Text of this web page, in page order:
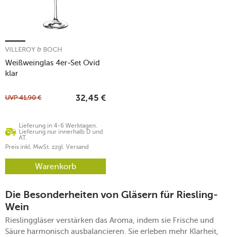
Weißweinglas 4er-Set Ovid
klar
VILLEROY & BOCH
Lieferung in 4-6 Werktagen.
Lieferung nur innerhalb D und
AT.
UVP41,90 € 32,45 €
Preis inkl. MwSt. zzgl. Versand
Warenkorb
Die Besonderheiten von Gläsern für Riesling-
Wein
Rieslinggläser verstärken das Aroma, indem sie Frische und
Säure harmonisch ausbalancieren. Sie erleben mehr Klarheit,